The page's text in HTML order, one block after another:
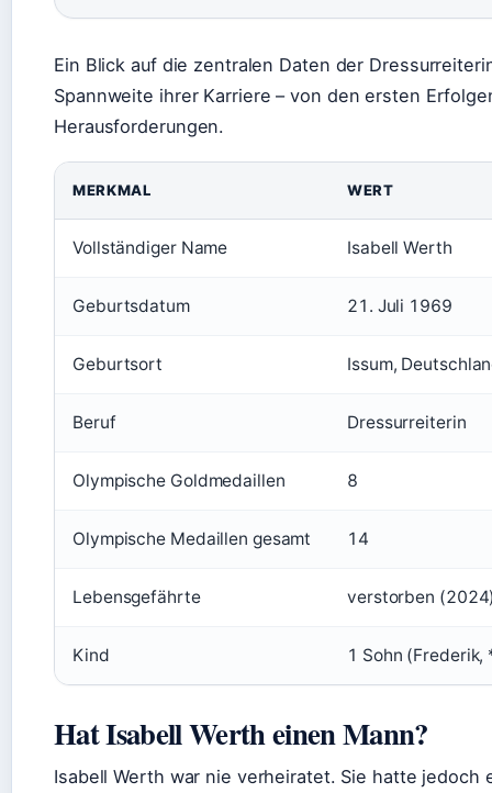
Ein Blick auf die zentralen Daten der
Spannweite ihrer Karriere – von den ersten
Herausforderungen.
MERKMAL WERT
Vollständiger Name Isabell Werth
Geburtsdatum 21. Juli 1969
Geburtsort Issum,
Beruf Dressurreiterin
Olympische Goldmedaillen 8
Olympische Medaillen gesamt 14
Lebensgefährte verstorben
Kind 1 Sohn
Hat Isabell Werth einen Mann?
Isabell Werth war nie verheiratet. Sie hatte